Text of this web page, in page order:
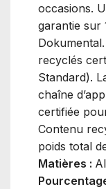
occasions.
garantie sur
recyclés
Standard).
chaîne
certifiée
Contenu
poids total
Matières :